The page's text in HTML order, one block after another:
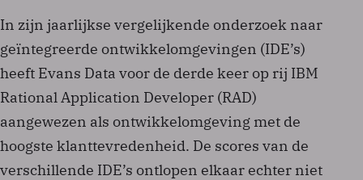
In zijn jaarlijkse vergelijkende onderzoek naar
geïntegreerde ontwikkelomgevingen (IDE’s)
heeft Evans Data voor de derde keer op rij IBM
Rational Application Developer (RAD)
aangewezen als ontwikkelomgeving met de
hoogste klanttevredenheid. De scores van de
verschillende IDE’s ontlopen elkaar echter niet